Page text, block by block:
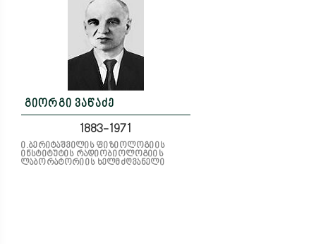
გიორგი ვაწაძე
1883-1971
ი.ბერიტაშვილის ფიზიოლოგიის
ინსტიტუტის რადიობიოლოგიის
ლაბორატორიის ხელმძღვანელი